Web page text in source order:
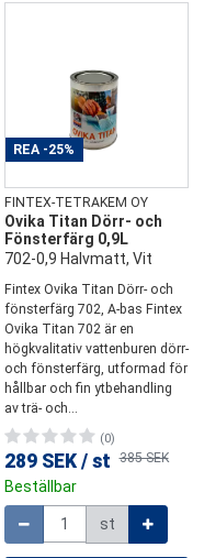
REA -25%
FINTEX-TETRAKEM OY
Ovika Titan Dörr- och
Fönsterfärg 0,9L
702-0,9 Halvmatt, Vit
Fintex Ovika Titan Dörr- och
fönsterfärg 702, A-bas Fintex
Ovika Titan 702 är en
högkvalitativ vattenburen dörr-
och fönsterfärg, utformad för
hållbar och fin ytbehandling
av trä- och...
(0)
289 SEK / st 385 SEK
Beställbar
st